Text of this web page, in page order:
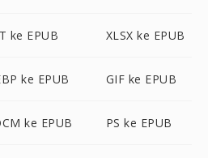
ke EPUB XLSX ke EPUB
ke EPUB GIF ke EPUB
ke EPUB PS ke EPUB